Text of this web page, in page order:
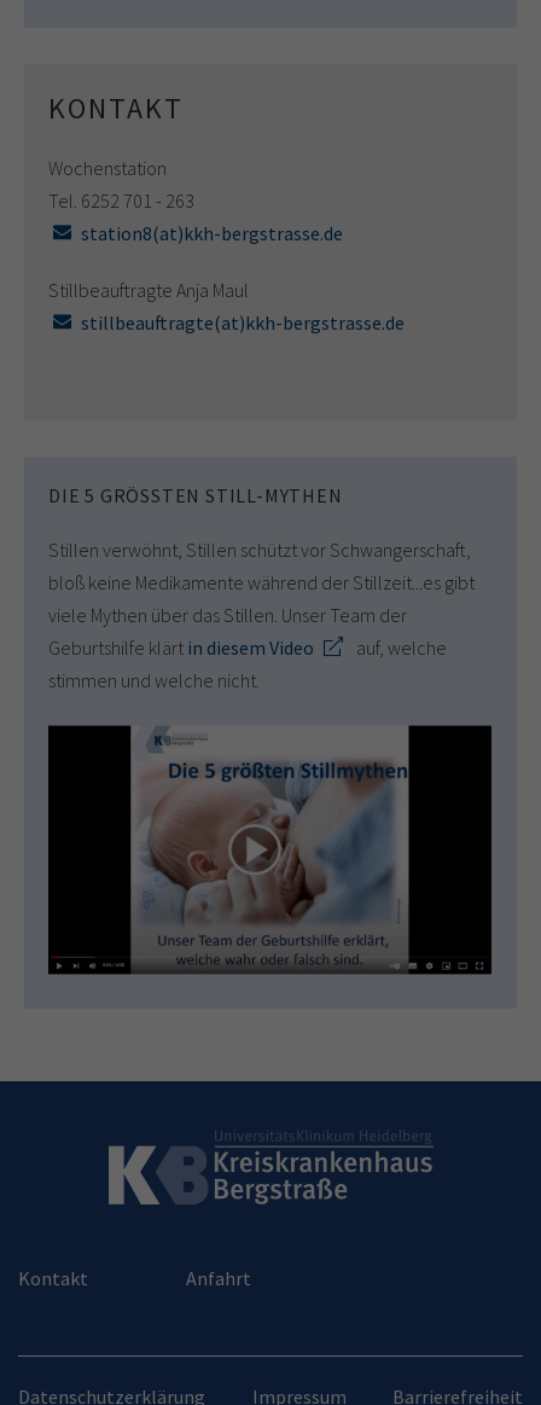
KONTAKT
Wochenstation
Tel. 6252 701 - 263
station8(at)kkh-bergstrasse.de
Stillbeauftragte Anja Maul
stillbeauftragte(at)kkh-bergstrasse.de
DIE 5 GRÖSSTEN STILL-MYTHEN
Stillen verwöhnt, Stillen schützt vor Schwangerschaft,
bloß keine Medikamente während der Stillzeit...es gibt
viele Mythen über das Stillen. Unser Team der
Geburtshilfe klärt in diesem Video
auf, welche
stimmen und welche nicht.
Kontakt Anfahrt
Datenschutzerklärung Impressum Barrierefreiheit